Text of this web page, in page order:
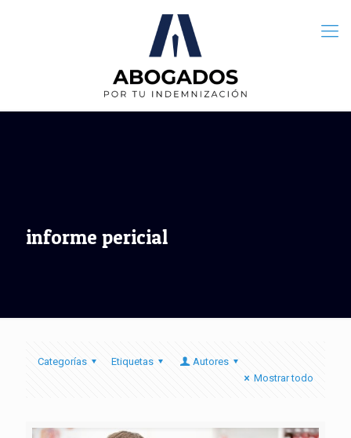
informe pericial
Categorías Etiquetas
Autores
Mostrar todo